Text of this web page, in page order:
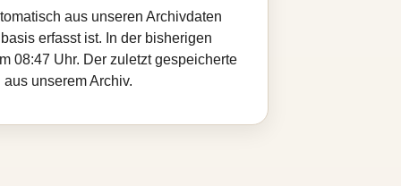
aus unseren Archivdaten
erfasst ist. In der bisherigen
08:47 Uhr. Der zuletzt gespeicherte
unserem Archiv.